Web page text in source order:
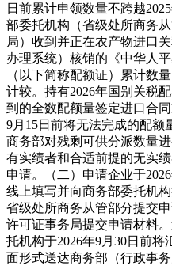
日前累计申领数量不跨越
部委托机构（省级处所商务
局）收到并正在农产物进口
办理系统）核销的《中华人
（以下简称配额证）累计数
计较。持有2026年国别关税
到的全数配额量签定进口合
9月15日前将无法完成的配额
商务部对残剩可供分派数量
有实绩者和合适前提的无实
申请。（二）申请企业于
线上填写并向商务部委托机
省级处所商务从管部分提交
许可证事务局提交申请材料
托机构于2026年9月30日前
面形式送达商务部（行政事